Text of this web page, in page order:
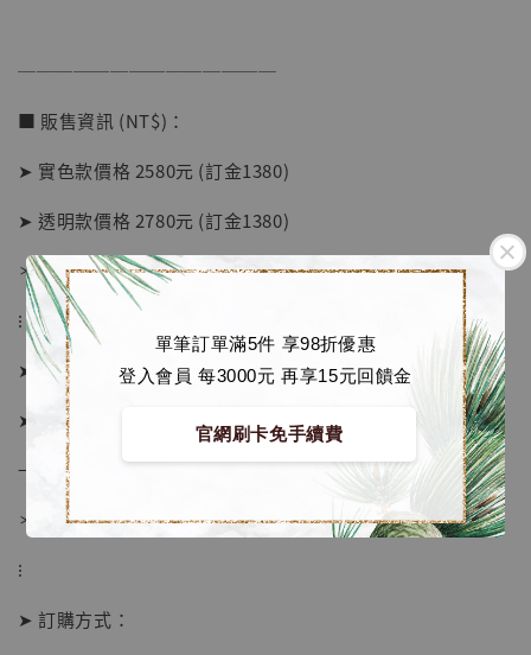
單筆訂單滿5件 享98折優惠
登入會員 每3000元 再享15元回饋金
官網刷卡免手續費
【現貨】BJSTUDIO 1/6系列可動蒐藏人偶 讓
子彈飛 鵝城縣長 張麻子 [BK01]
──────────────
■ 販售資訊 (NT$)：
➤ 實色款價格 2580元 (訂金1380)
➤ 透明款價格 2780元 (訂金1380)
＊ 國際運費另計
⁝
➤ 預購截止日：待工作室通知
➤ 預計發貨日：2026年10-12月 (僅供參考)
→ 若有提前或延後則以廠商實際發貨時間為準
＊若有時間考量, 請至官網現貨區選購
⁝
➤ 訂購方式：